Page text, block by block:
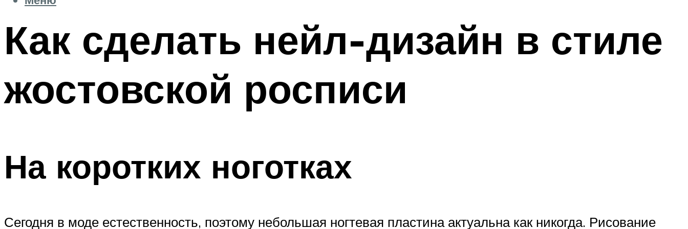
Как сделать нейл-дизайн в стиле
жостовской росписи
На коротких ноготках
Сегодня в моде естественность, поэтому небольшая ногтевая пластина актуальна как никогда. Рисование